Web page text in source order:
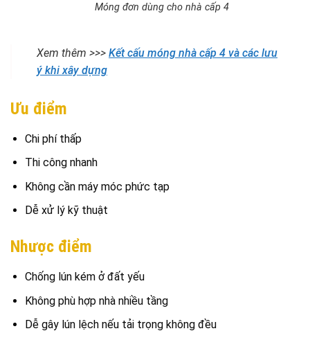
Móng đơn dùng cho nhà cấp 4
Xem thêm >>> Kết cấu móng nhà cấp 4 và các lưu
ý khi xây dựng
Ưu điểm
Chi phí thấp
Thi công nhanh
Không cần máy móc phức tạp
Dễ xử lý kỹ thuật
Nhược điểm
Chống lún kém ở đất yếu
Không phù hợp nhà nhiều tầng
Dễ gây lún lệch nếu tải trọng không đều